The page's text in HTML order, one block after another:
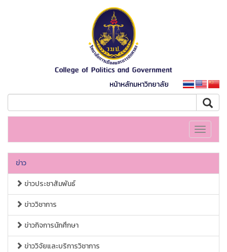
หน้าหลักมหาวิทยาลัย
Toggle
ข่าว
ข่าวประชาสัมพันธ์
ข่าววิชาการ
ข่าวกิจการนักศึกษา
ข่าววิจัยและบริการวิชาการ